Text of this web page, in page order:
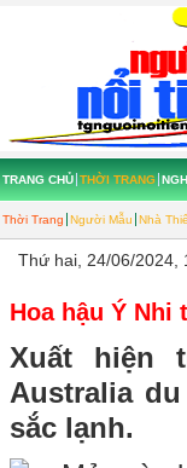
TRANG CHỦ THỜI TRANG
Thời Trang Người Mẫu Nhà
Thứ hai, 24/06/2024,
Hoa hậu Ý
Xuất hiện
Australia
sắc lạnh.